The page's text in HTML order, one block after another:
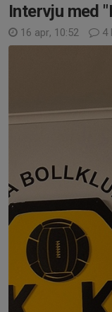
Intervju med
16 apr, 10:52 4